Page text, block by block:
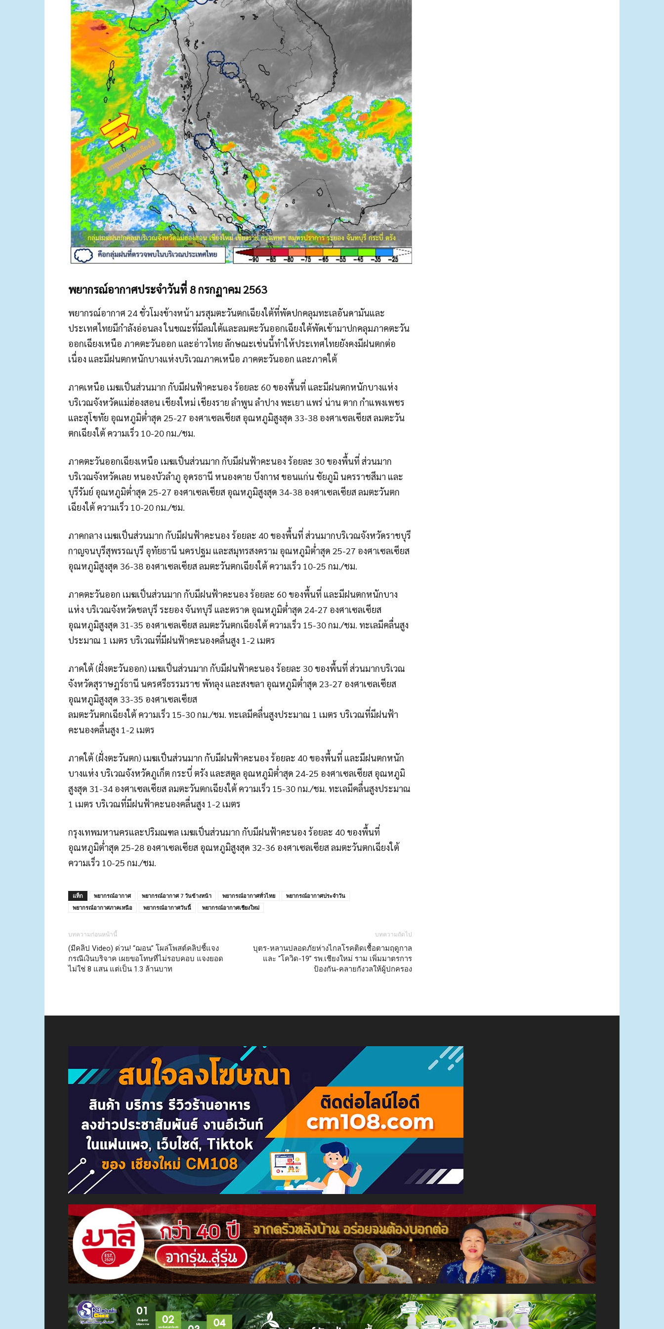
พยากรณ์อากาศประจำวันที่ 8 กรกฏาคม 2563
พยากรณ์อากาศ 24 ชั่วโมงข้างหน้า มรสุมตะวันตกเฉียงใต้ที่พัดปกคลุมทะเลอันดามันและ
ประเทศไทยมีกำลังอ่อนลง ในขณะที่มีลมใต้และลมตะวันออกเฉียงใต้พัดเข้ามาปกคลุมภาคตะวัน
ออกเฉียงเหนือ ภาคตะวันออก และอ่าวไทย ลักษณะเช่นนี้ทำให้ประเทศไทยยังคงมีฝนตกต่อ
เนื่อง และมีฝนตกหนักบางแห่งบริเวณภาคเหนือ ภาคตะวันออก และภาคใต้
ภาคเหนือ เมฆเป็นส่วนมาก กับมีฝนฟ้าคะนอง ร้อยละ 60 ของพื้นที่ และมีฝนตกหนักบางแห่ง
บริเวณจังหวัดแม่ฮ่องสอน เชียงใหม่ เชียงราย ลำพูน ลำปาง พะเยา แพร่ น่าน ตาก กำแพงเพชร
และสุโขทัย อุณหภูมิต่ำสุด 25-27 องศาเซลเซียส อุณหภูมิสูงสุด 33-38 องศาเซลเซียส ลมตะวัน
ตกเฉียงใต้ ความเร็ว 10-20 กม./ชม.
ภาคตะวันออกเฉียงเหนือ เมฆเป็นส่วนมาก กับมีฝนฟ้าคะนอง ร้อยละ 30 ของพื้นที่ ส่วนมาก
บริเวณจังหวัดเลย หนองบัวลำภู อุดรธานี หนองคาย บึงกาฬ ขอนแก่น ชัยภูมิ นครราชสีมา และ
บุรีรัมย์ อุณหภูมิต่ำสุด 25-27 องศาเซลเซียส อุณหภูมิสูงสุด 34-38 องศาเซลเซียส ลมตะวันตก
เฉียงใต้ ความเร็ว 10-20 กม./ชม.
ภาคกลาง เมฆเป็นส่วนมาก กับมีฝนฟ้าคะนอง ร้อยละ 40 ของพื้นที่ ส่วนมากบริเวณจังหวัดราชบุรี
กาญจนบุรีสุพรรณบุรี อุทัยธานี นครปฐม และสมุทรสงคราม อุณหภูมิต่ำสุด 25-27 องศาเซลเซียส
อุณหภูมิสูงสุด 36-38 องศาเซลเซียส ลมตะวันตกเฉียงใต้ ความเร็ว 10-25 กม./ชม.
ภาคตะวันออก เมฆเป็นส่วนมาก กับมีฝนฟ้าคะนอง ร้อยละ 60 ของพื้นที่ และมีฝนตกหนักบาง
แห่ง บริเวณจังหวัดชลบุรี ระยอง จันทบุรี และตราด อุณหภูมิต่ำสุด 24-27 องศาเซลเซียส
อุณหภูมิสูงสุด 31-35 องศาเซลเซียส ลมตะวันตกเฉียงใต้ ความเร็ว 15-30 กม./ชม. ทะเลมีคลื่นสูง
ประมาณ 1 เมตร บริเวณที่มีฝนฟ้าคะนองคลื่นสูง 1-2 เมตร
ภาคใต้ (ฝั่งตะวันออก) เมฆเป็นส่วนมาก กับมีฝนฟ้าคะนอง ร้อยละ 30 ของพื้นที่ ส่วนมากบริเวณ
จังหวัดสุราษฎร์ธานี นครศรีธรรมราช พัทลุง และสงขลา อุณหภูมิต่ำสุด 23-27 องศาเซลเซียส
อุณหภูมิสูงสุด 33-35 องศาเซลเซียส
ลมตะวันตกเฉียงใต้ ความเร็ว 15-30 กม./ชม. ทะเลมีคลื่นสูงประมาณ 1 เมตร บริเวณที่มีฝนฟ้า
คะนองคลื่นสูง 1-2 เมตร
ภาคใต้ (ฝั่งตะวันตก) เมฆเป็นส่วนมาก กับมีฝนฟ้าคะนอง ร้อยละ 40 ของพื้นที่ และมีฝนตกหนัก
บางแห่ง บริเวณจังหวัดภูเก็ต กระบี่ ตรัง และสตูล อุณหภูมิต่ำสุด 24-25 องศาเซลเซียส อุณหภูมิ
สูงสุด 31-34 องศาเซลเซียส ลมตะวันตกเฉียงใต้ ความเร็ว 15-30 กม./ชม. ทะเลมีคลื่นสูงประมาณ
1 เมตร บริเวณที่มีฝนฟ้าคะนองคลื่นสูง 1-2 เมตร
กรุงเทพมหานครและปริมณฑล เมฆเป็นส่วนมาก กับมีฝนฟ้าคะนอง ร้อยละ 40 ของพื้นที่
อุณหภูมิต่ำสุด 25-28 องศาเซลเซียส อุณหภูมิสูงสุด 32-36 องศาเซลเซียส ลมตะวันตกเฉียงใต้
ความเร็ว 10-25 กม./ชม.
แท็ก พยากรณ์อากาศ พยากรณ์อากาศ 7 วันข้างหน้า พยากรณ์อากาศทั่วไทย
พยากรณ์อากาศประจำวัน
พยากรณ์อากาศภาคเหนือ
พยากรณ์อากาศวันนี้ พยากรณ์อากาศเชียงใหม่
บทความก่อนหน้านี้
(มีคลิป Video) ด่วน! “ฌอน” โผล่โพสต์คลิปชี้แจง
กรณีเงินบริจาค เผยขอโทษที่ไม่รอบคอบ แจงยอด
ไม่ใช่ 8 แสน แต่เป็น 1.3 ล้านบาท
บทความถัดไป
บุตร-หลานปลอดภัยห่างไกลโรคติดเชื้อตามฤดูกาล
และ “โควิด-19” รพ.เชียงใหม่ ราม เพิ่มมาตรการ
ป้องกัน-คลายกังวลให้ผู้ปกครอง